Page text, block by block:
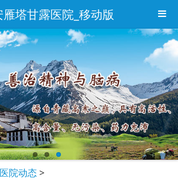
塔甘露医院_移动版
医院动态>